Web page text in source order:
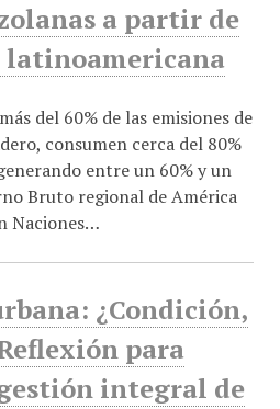
a partir de
del 60% de las emisiones de
consumen cerca del 80%
entre un 60% y un
Bruto regional de América
Naciones…
¿Condición,
para
integral de